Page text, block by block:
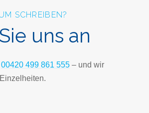
SCHREIBEN?
uns an
00420 499 861 555 – und wir